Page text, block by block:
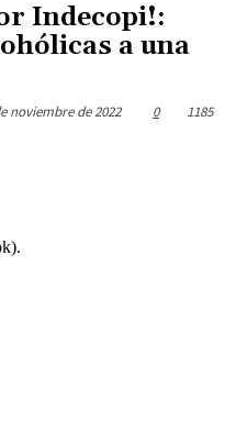
Indecopi!:
a una
noviembre de 2022 0 1185